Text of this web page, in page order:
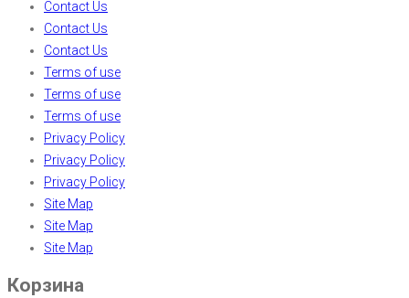
Contact Us
Contact Us
Contact Us
Terms of use
Terms of use
Terms of use
Privacy Policy
Privacy Policy
Privacy Policy
Site Map
Site Map
Site Map
Корзина